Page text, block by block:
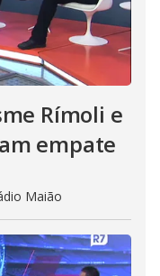
Rímoli e
empate
Maião